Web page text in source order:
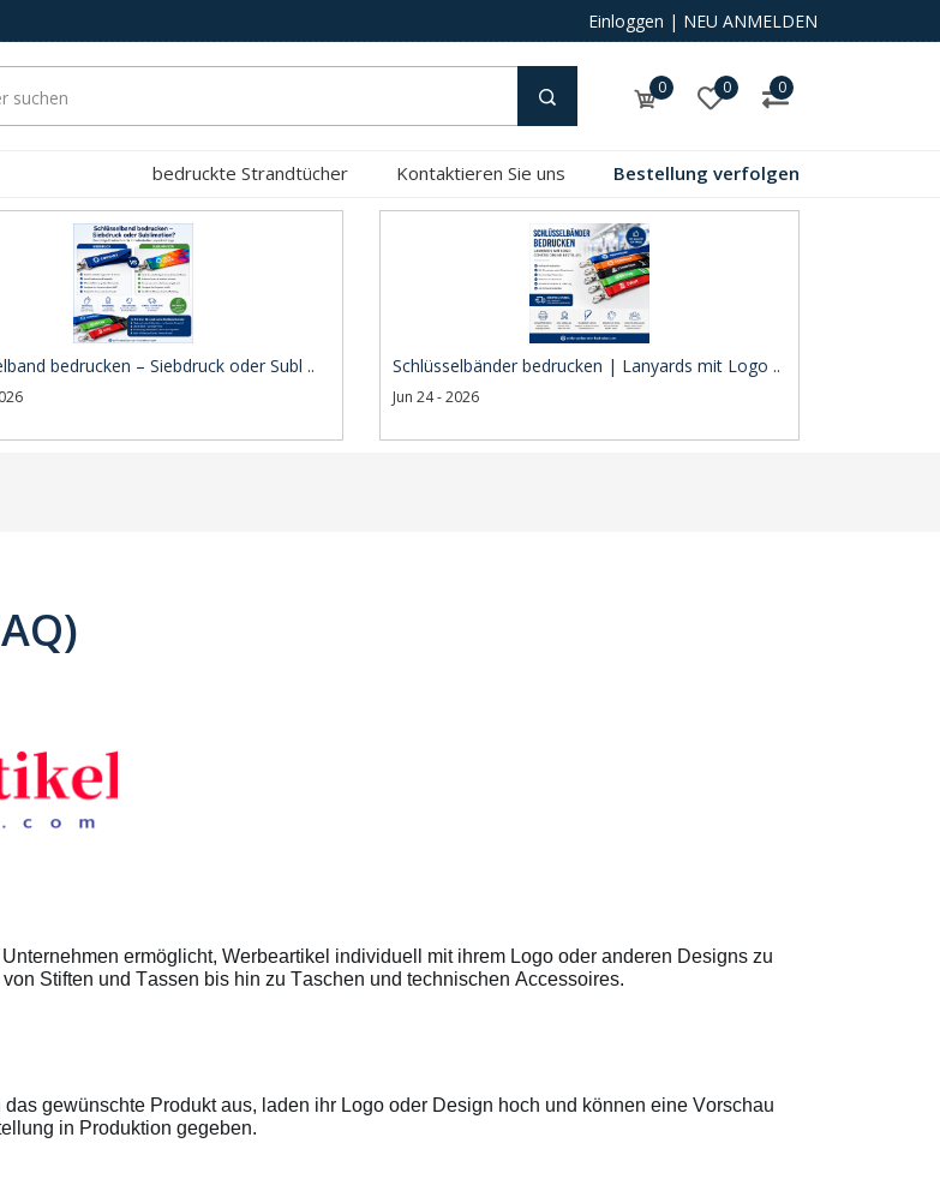
Einloggen | NEU ANMELDEN
0 0 0
bedruckte Strandtücher Kontaktieren Sie uns Bestellung verfolgen
bedrucken – Siebdruck oder Subl .. Schlüsselbänder bedrucken | Lanyards mit Logo ..
Jun 24 - 2026
ermöglicht, Werbeartikel individuell mit ihrem Logo oder anderen Designs zu
Stiften und Tassen bis hin zu Taschen und technischen Accessoires.
gewünschte Produkt aus, laden ihr Logo oder Design hoch und können eine Vorschau
in Produktion gegeben.